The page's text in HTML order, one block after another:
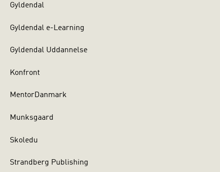
Gyldendal
Gyldendal e-Learning
Gyldendal Uddannelse
Konfront
MentorDanmark
Munksgaard
Skoledu
Strandberg Publishing